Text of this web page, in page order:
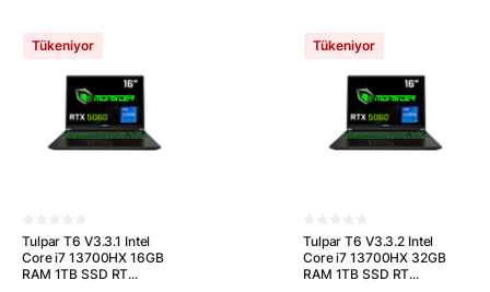
Tükeniyor
Tulpar T6 V3.3.1 Intel
Core i7 13700HX 16GB
RAM 1TB SSD RT...
Tükeniyor
Tulpar T6 V3.3.2 Intel
Core i7 13700HX 32GB
RAM 1TB SSD RT...